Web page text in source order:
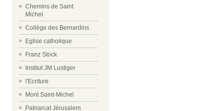
Chemins de Saint
Michel
Collège des Bernardins
Eglise catholique
Franz Stock
Institut JM Lustiger
l'Ecriture
Mont Saint-Michel
Patriarcat Jérusalem